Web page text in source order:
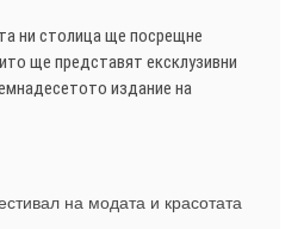
ни столица ще посрещне
ще представят ексклузивни
издание на
на модата и красотата